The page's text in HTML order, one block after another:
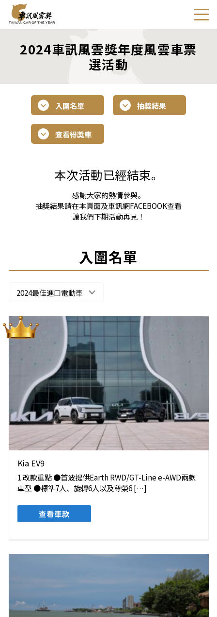
2024車訊風雲獎年度風雲車票
選活動
入圍名單 抽獎結果
查看得獎車
本次活動已經結束。
感謝大家的熱情參與。
抽獎結果請在本頁面及車訊網FACEBOOK查看
讓我們下期活動再見！
入圍名單
2024最佳進口電動車
Kia EV9
1.改款重點 ●首波提供Earth RWD/GT-Line e-AWD兩款
車型 ●標準7人、旋轉6人以及尊榮6 […]
查看車款